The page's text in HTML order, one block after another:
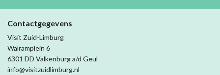
Contactgegevens
Visit Zuid-Limburg
Walramplein 6
6301 DD Valkenburg a/d Geul
info@visitzuidlimburg.nl